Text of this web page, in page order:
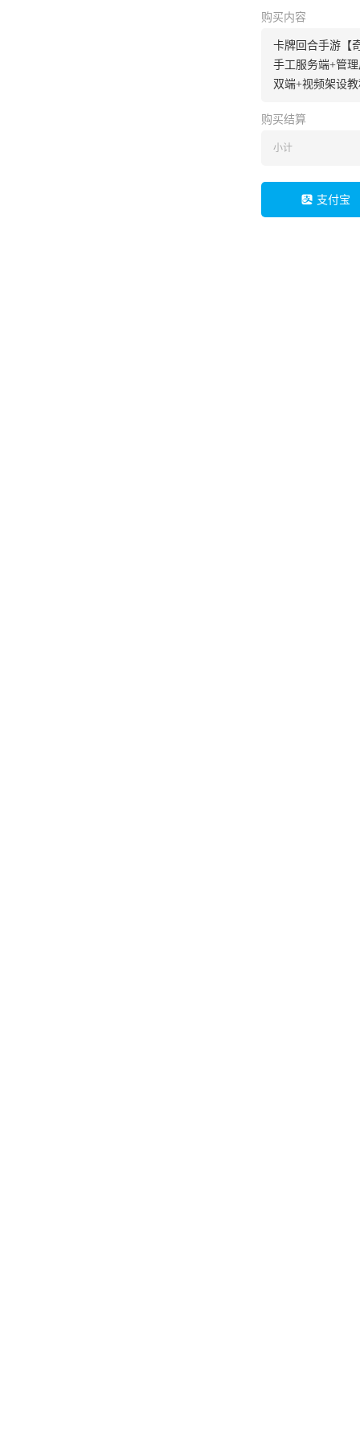
购买内容
卡牌回合手游【
手工服务端+管
双端+视频架设
购买结算
小计
支付宝